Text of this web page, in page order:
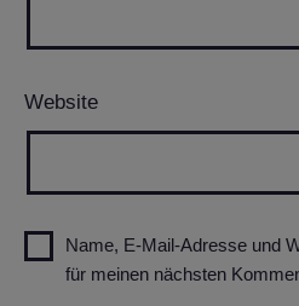
Website
Name, E-Mail-Adresse und
für meinen nächsten